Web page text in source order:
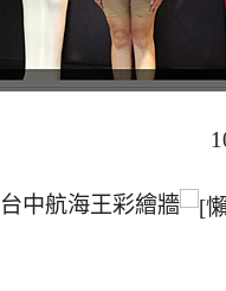
台中航海王彩繪牆